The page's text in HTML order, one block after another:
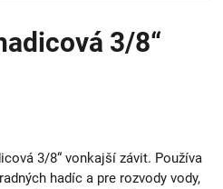
3/8“
3/8“ vonkajší závit. Používa
hadíc a pre rozvody vody,